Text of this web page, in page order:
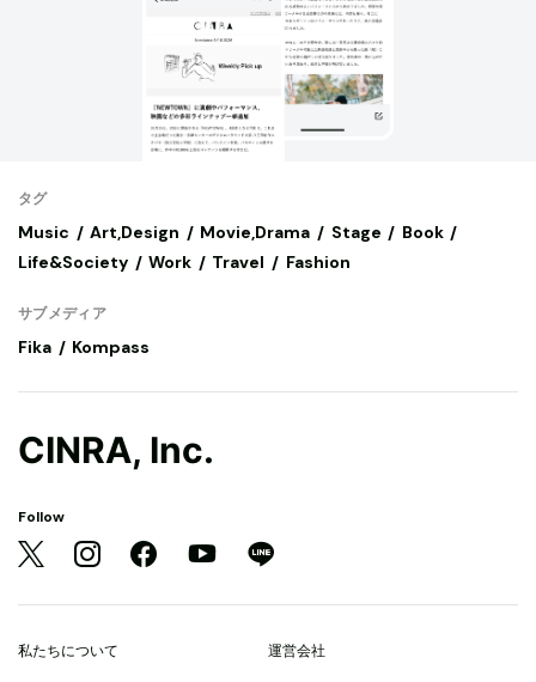
タグ
Music Art,Design Movie,Drama Stage
Book
Life&Society
Work Travel Fashion
サブメディア
Fika Kompass
CINRA, Inc.
Follow
私たちについて 運営会社